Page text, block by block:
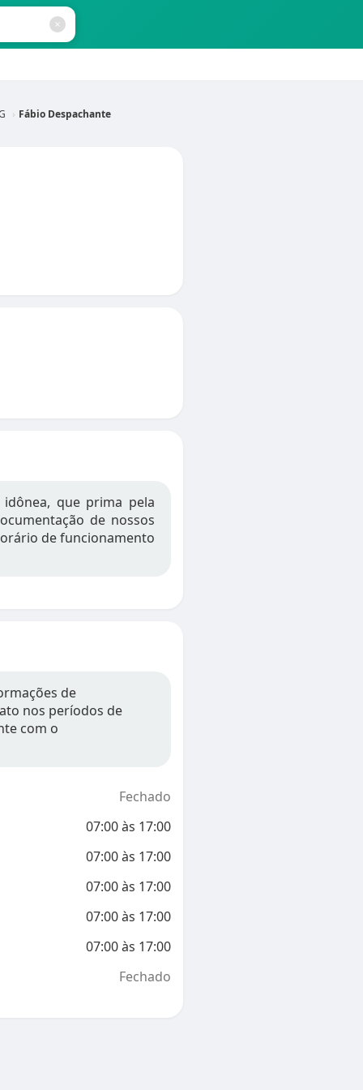
Fábio Despachante
idônea, que prima pela
de nossos
de funcionamento
de
nos períodos de
com o
Fechado
07:00às 17:00
07:00às 17:00
07:00às 17:00
07:00às 17:00
07:00às 17:00
Fechado